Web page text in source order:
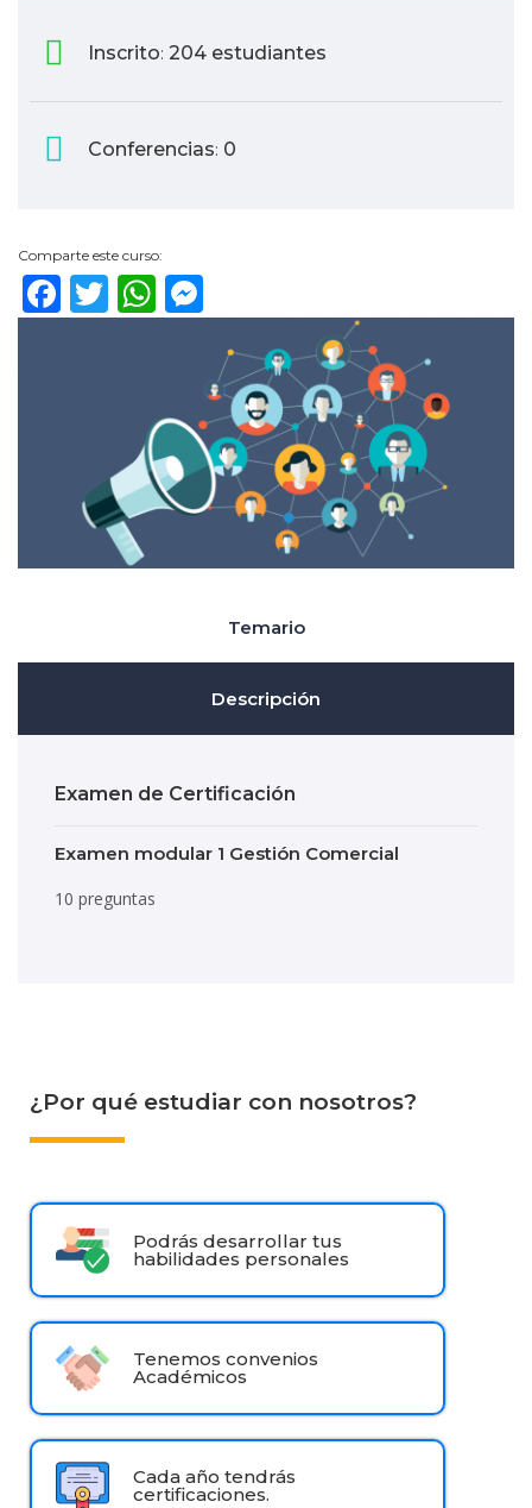
Inscrito: 204 estudiantes
Conferencias: 0
Comparte este curso:
Facebook
TwitterWhatsApp
Temario
Descripción
Examen de Certificación
Examen modular 1 Gestión Comercial
10 preguntas
¿Por qué estudiar con nosotros?
Podrás desarrollar tus
habilidades personales
Tenemos convenios
Académicos
Cada año tendrás
certificaciones.